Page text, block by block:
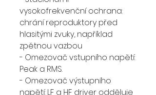
vysokofrekvenční ochrana:
chrání reproduktory před
hlasitými zvuky, například
zpětnou vazbou
- Omezovač vstupního napětí:
Peak a RMS.
- Omezovač výstupního
napětí: LF a HF driver odděluje